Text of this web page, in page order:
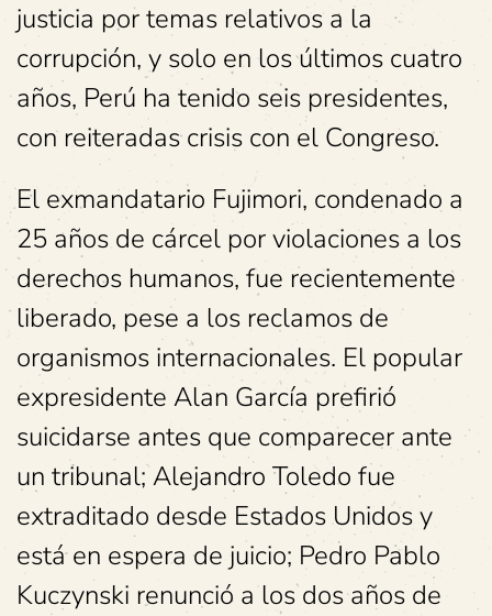
justicia por temas relativos a la
corrupción, y solo en los últimos cuatro
años, Perú ha tenido seis presidentes,
con reiteradas crisis con el Congreso.
El exmandatario Fujimori, condenado a
25 años de cárcel por violaciones a los
derechos humanos, fue recientemente
liberado, pese a los reclamos de
organismos internacionales. El popular
expresidente Alan García prefirió
suicidarse antes que comparecer ante
un tribunal; Alejandro Toledo fue
extraditado desde Estados Unidos y
está en espera de juicio; Pedro Pablo
Kuczynski renunció a los dos años de